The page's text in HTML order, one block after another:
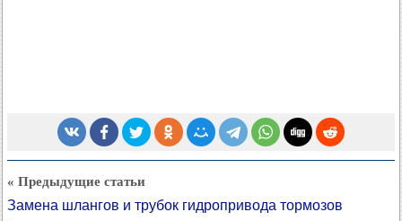
« Предыдущие статьи
Замена шлангов и трубок гидропривода тормозов